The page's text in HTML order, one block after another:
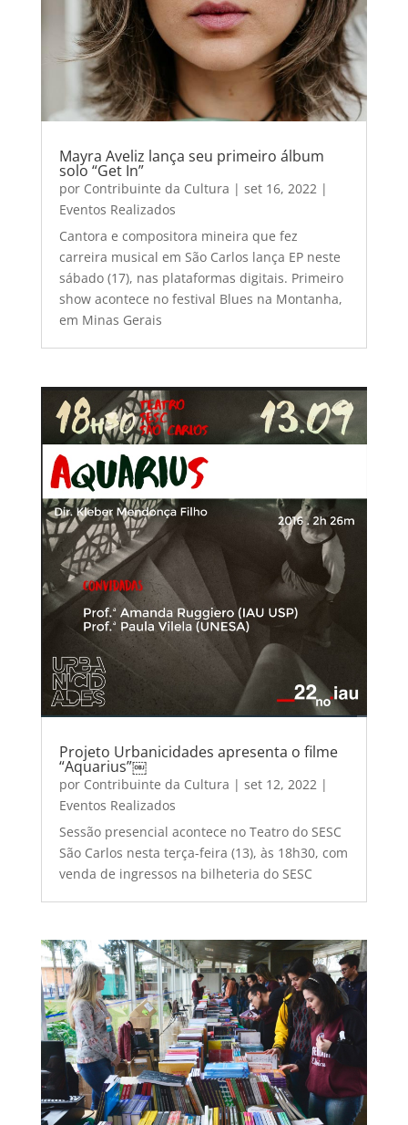
Mayra Aveliz lança seu primeiro álbum
solo “Get In”
por Contribuinte da Cultura | set 16, 2022|
Eventos Realizados
Cantora e compositora mineira que fez
carreira musical em São Carlos lança EP neste
sábado (17), nas plataformas digitais. Primeiro
show acontece no festival Blues na Montanha,
em Minas Gerais
Projeto Urbanicidades apresenta o filme
“Aquarius”￼
por Contribuinte da Cultura | set 12, 2022|
Eventos Realizados
Sessão presencial acontece no Teatro do SESC
São Carlos nesta terça-feira (13), às 18h30, com
venda de ingressos na bilheteria do SESC